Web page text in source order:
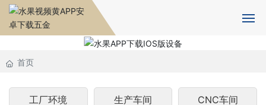
首页
工厂环境 生产车间 CNC车间